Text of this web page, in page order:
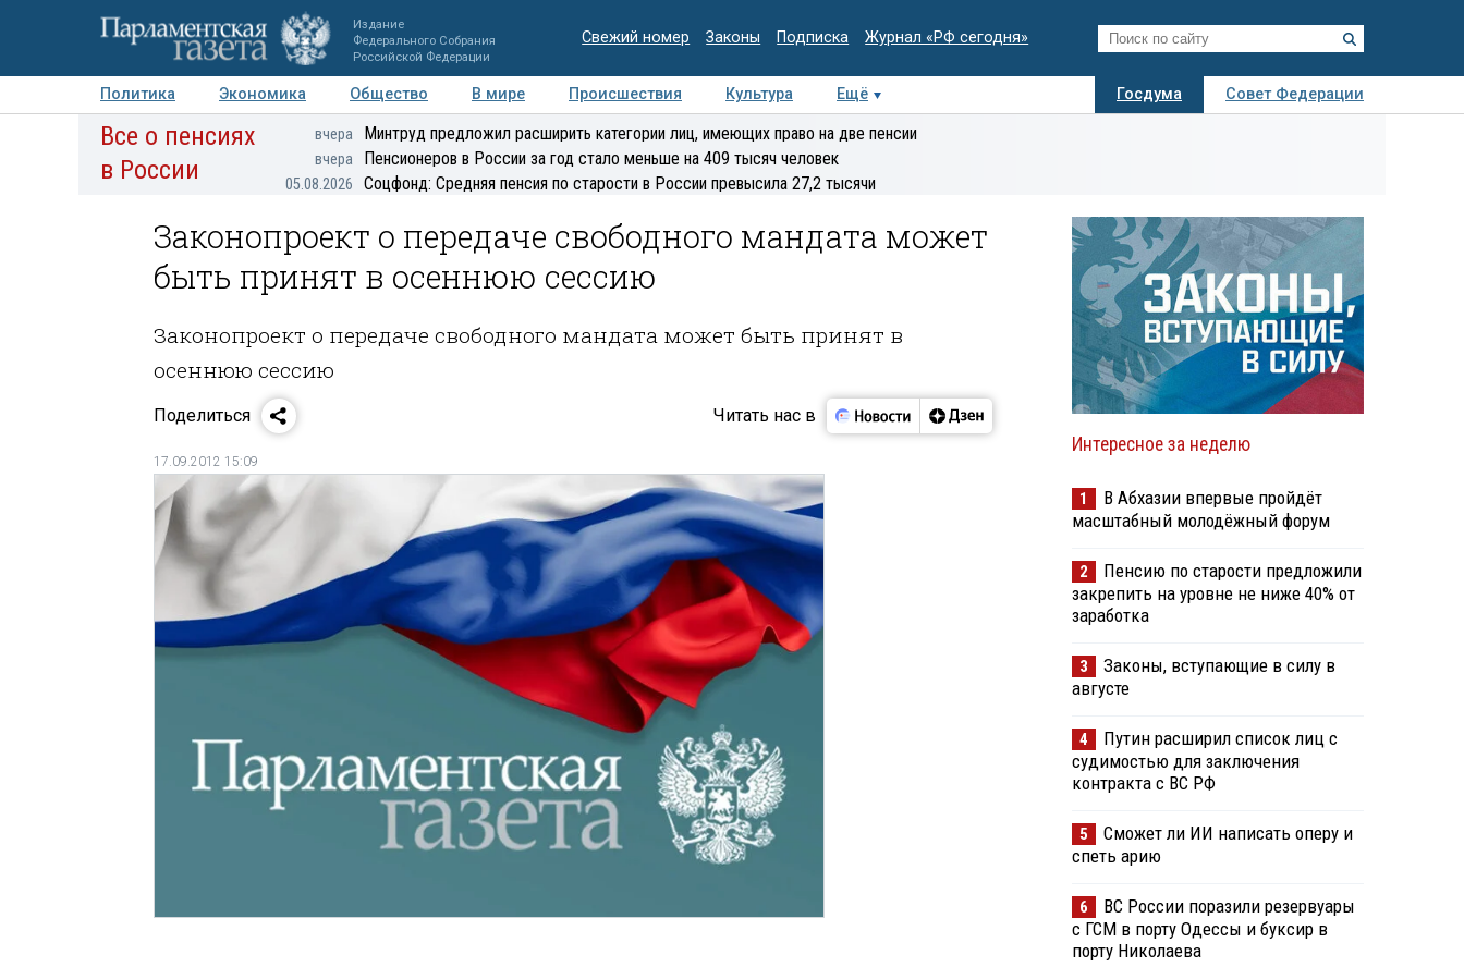
Издание
Федерального Собрания
Российской Федерации
Свежий номер Законы Подписка Журнал «РФ сегодня»
Политика Экономика Общество В мире Происшествия Культура Ещё Госдума
Совет Федерации
Авторы Персоны Мнения Регионы Медиацентр Интервью Колумнисты
Деловая
Все о пенсиях
в России
вчера Минтруд предложил расширить категории лиц, имеющих право на две пенсии
вчера Пенсионеров в России за год стало меньше на 409 тысяч человек
05.08.2026 Соцфонд: Средняя пенсия по старости в России превысила 27,2 тысячи
Законопроект о передаче свободного мандата может
быть принят в осеннюю сессию
Законопроект о передаче свободного мандата может быть принят в
осеннюю сессию
Поделиться Читать нас в
17.09.2012 15:09
Интересное за неделю
1
В Абхазии впервые пройдёт
масштабный молодёжный форум
2
Пенсию по старости предложили
закрепить на уровне не ниже 40% от
заработка
3
Законы, вступающие в силу в
августе
4
Путин расширил список лиц с
судимостью для заключения
контракта с ВС РФ
5
Сможет ли ИИ написать оперу и
спеть арию
6
ВС России поразили резервуары
с ГСМ в порту Одессы и буксир в
порту Николаева